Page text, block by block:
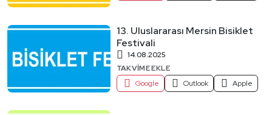
13. Uluslararası Mersin Bisiklet
Festivali
14.08.2025
TAKVIME EKLE
Google
Outlook Apple